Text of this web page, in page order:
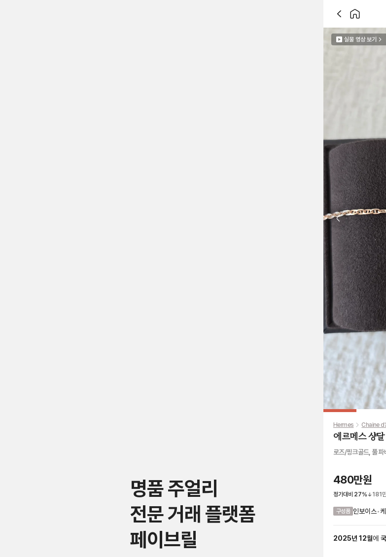
명품 주얼리
전문 거래 플랫폼
페이브릴
실물 영상 보기
Previous slide
Hermes Chaine
에르메스 샹
로즈/핑크골드, 풀 파
480만원
정가대비 27% 181
구성품 인보이스•
2025년 12월에